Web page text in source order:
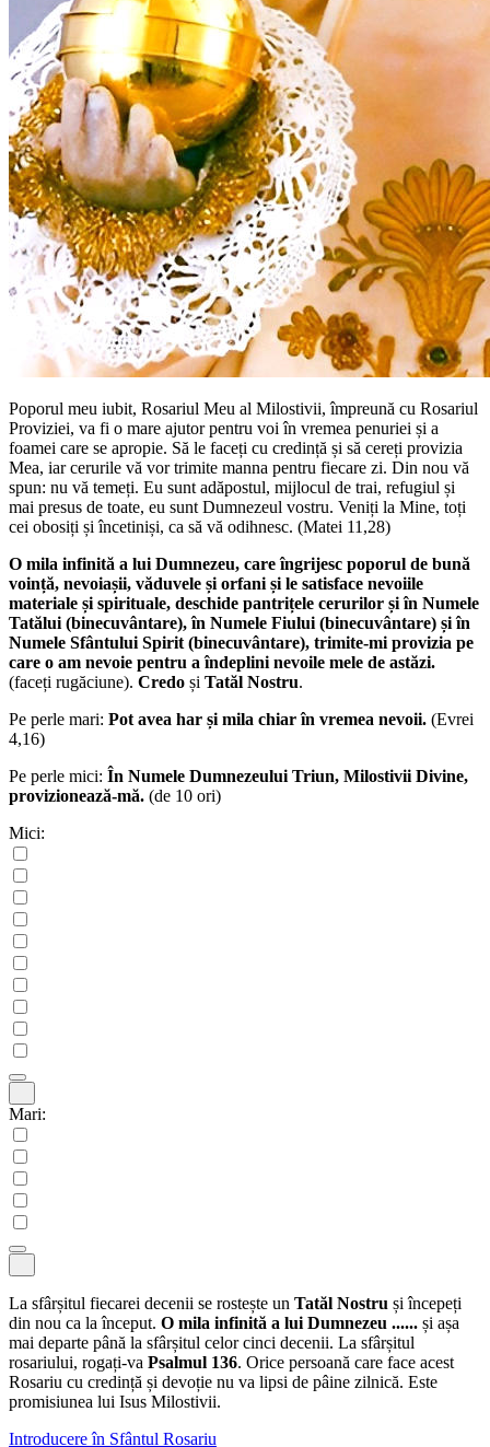
Poporul meu iubit, Rosariul Meu al Milostivii, împreună cu Rosariul
Proviziei, va fi o mare ajutor pentru voi în vremea penuriei și a
foamei care se apropie. Să le faceți cu credință și să cereți provizia
Mea, iar cerurile vă vor trimite manna pentru fiecare zi. Din nou vă
spun: nu vă temeți. Eu sunt adăpostul, mijlocul de trai, refugiul și
mai presus de toate, eu sunt Dumnezeul vostru. Veniți la Mine, toți
cei obosiți și încetiniși, ca să vă odihnesc. (Matei 11,28)
O mila infinită a lui Dumnezeu, care îngrijesc poporul de bună
voință, nevoiașii, văduvele și orfani și le satisface nevoiile
materiale și spirituale, deschide pantrițele cerurilor și în Numele
Tatălui (binecuvântare), în Numele Fiului (binecuvântare) și în
Numele Sfântului Spirit (binecuvântare), trimite-mi provizia pe
care o am nevoie pentru a îndeplini nevoile mele de astăzi.
(faceți rugăciune). Credo și Tatăl Nostru.
Pe perle mari: Pot avea har și mila chiar în vremea nevoii. (Evrei
4,16)
Pe perle mici: În Numele Dumnezeului Triun, Milostivii Divine,
provizionează-mă. (de 10 ori)
Mici:
Mari:
La sfârșitul fiecarei decenii se rostește un Tatăl Nostru și începeți
din nou ca la început. O mila infinită a lui Dumnezeu ...... și așa
mai departe până la sfârșitul celor cinci decenii. La sfârșitul
rosariului, rogați-va Psalmul 136. Orice persoană care face acest
Rosariu cu credință și devoție nu va lipsi de pâine zilnică. Este
promisiunea lui Isus Milostivii.
Introducere în Sfântul Rosariu